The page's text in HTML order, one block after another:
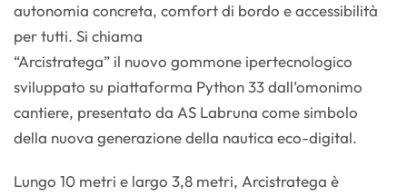
autonomia concreta, comfort di bordo e accessibilità
per tutti. Si chiama
“Arcistratega” il nuovo gommone ipertecnologico
sviluppato su piattaforma Python 33 dall’omonimo
cantiere, presentato da AS Labruna come simbolo
della nuova generazione della nautica eco-digital.
Lungo 10 metri e largo 3,8 metri, Arcistratega è